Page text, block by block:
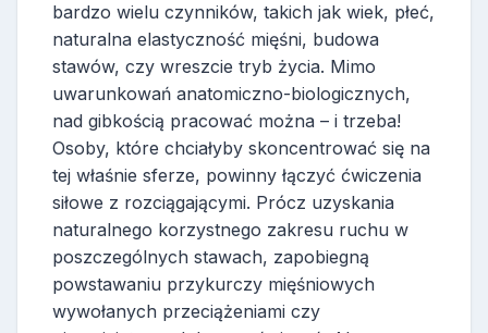
bardzo wielu czynników, takich jak wiek, płeć,
naturalna elastyczność mięśni, budowa
stawów, czy wreszcie tryb życia. Mimo
uwarunkowań anatomiczno-biologicznych,
nad gibkością pracować można – i trzeba!
Osoby, które chciałyby skoncentrować się na
tej właśnie sferze, powinny łączyć ćwiczenia
siłowe z rozciągającymi. Prócz uzyskania
naturalnego korzystnego zakresu ruchu w
poszczególnych stawach, zapobiegną
powstawaniu przykurczy mięśniowych
wywołanych przeciążeniami czy